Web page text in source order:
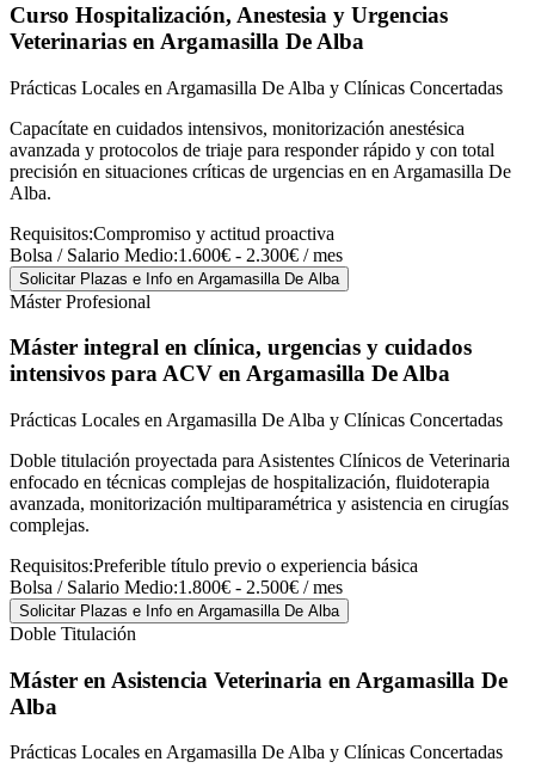
Curso Hospitalización, Anestesia y Urgencias
Veterinarias en Argamasilla De Alba
Prácticas Locales en Argamasilla De Alba y Clínicas Concertadas
Capacítate en cuidados intensivos, monitorización anestésica
avanzada y protocolos de triaje para responder rápido y con total
precisión en situaciones críticas de urgencias en en Argamasilla De
Alba.
Requisitos:Compromiso y actitud proactiva
Bolsa / Salario Medio:1.600€ - 2.300€ / mes
Solicitar Plazas e Info en Argamasilla De Alba
Máster Profesional
Máster integral en clínica, urgencias y cuidados
intensivos para ACV en Argamasilla De Alba
Prácticas Locales en Argamasilla De Alba y Clínicas Concertadas
Doble titulación proyectada para Asistentes Clínicos de Veterinaria
enfocado en técnicas complejas de hospitalización, fluidoterapia
avanzada, monitorización multiparamétrica y asistencia en cirugías
complejas.
Requisitos:Preferible título previo o experiencia básica
Bolsa / Salario Medio:1.800€ - 2.500€ / mes
Solicitar Plazas e Info en Argamasilla De Alba
Doble Titulación
Máster en Asistencia Veterinaria en Argamasilla De
Alba
Prácticas Locales en Argamasilla De Alba y Clínicas Concertadas